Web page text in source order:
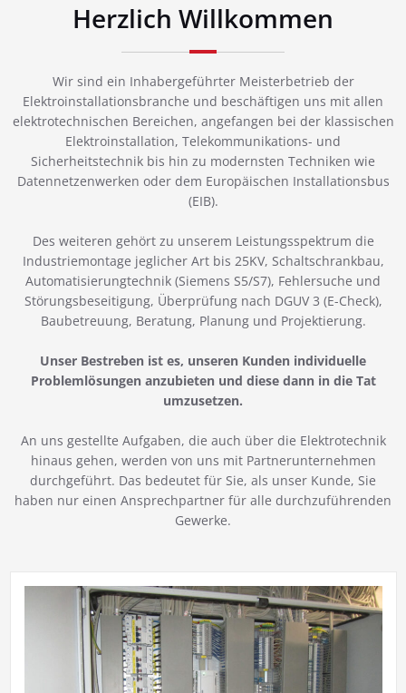
Herzlich Willkommen
Wir sind ein Inhabergeführter Meisterbetrieb der
Elektroinstallationsbranche und beschäftigen uns mit allen
elektrotechnischen Bereichen, angefangen bei der klassischen
Elektroinstallation, Telekommunikations- und
Sicherheitstechnik bis hin zu modernsten Techniken wie
Datennetzenwerken oder dem Europäischen Installationsbus
(EIB).
Des weiteren gehört zu unserem Leistungsspektrum die
Industriemontage jeglicher Art bis 25KV, Schaltschrankbau,
Automatisierungtechnik (Siemens S5/S7), Fehlersuche und
Störungsbeseitigung, Überprüfung nach DGUV 3 (E-Check),
Baubetreuung, Beratung, Planung und Projektierung.
Unser Bestreben ist es, unseren Kunden individuelle
Problemlösungen anzubieten und diese dann in die Tat
umzusetzen.
An uns gestellte Aufgaben, die auch über die Elektrotechnik
hinaus gehen, werden von uns mit Partnerunternehmen
durchgeführt. Das bedeutet für Sie, als unser Kunde, Sie
haben nur einen Ansprechpartner für alle durchzuführenden
Gewerke.